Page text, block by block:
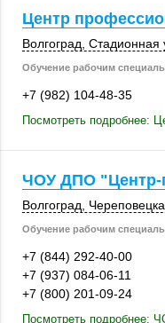
Центр
Волгоград ,
Обучение рабочим
+7 (982) 104-48-35
Посмотреть подробнее:
ЧОУ ДПО
Волгоград
Обучение рабочим
+7 (844) 292-40-00
+7 (937) 084-06-11
+7 (800) 201-09-24
Посмотреть подробнее: